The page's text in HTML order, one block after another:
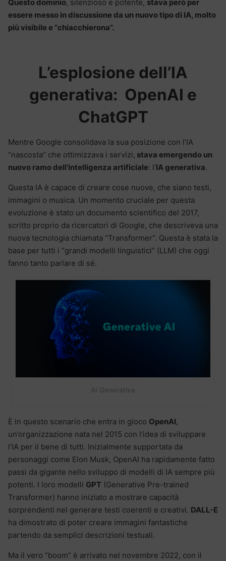
Questo dominio, silenzioso e potente, stava però per
essere messo in discussione da un nuovo tipo di IA, molto
più visibile e “chiacchierona”.
L’esplosione dell’IA
generativa: OpenAI e
ChatGPT
Mentre Google consolidava la sua posizione con l’IA
“nascosta” che ottimizzava i servizi, stava emergendo un
nuovo ramo dell’intelligenza artificiale: l’IA generativa.
Questa IA è capace di creare cose nuove, che siano testi,
immagini o musica. Un momento cruciale per questa
evoluzione è stato un documento scientifico del 2017,
scritto proprio da ricercatori di Google, che descriveva una
nuova tecnologia chiamata “Transformer”. Questa è stata la
base per tutti i “grandi modelli linguistici” (LLM) che oggi
fanno tanto parlare di sé.
AI Generativa
È in questo scenario che entra in gioco OpenAI,
un’organizzazione nata nel 2015 con l’idea di sviluppare
l’IA per il bene di tutti. Inizialmente supportata da
personaggi come Elon Musk, OpenAI ha rapidamente fatto
passi da gigante nello sviluppo di modelli di IA sempre più
potenti. I loro modelli GPT (Generative Pre-trained
Transformer) hanno iniziato a mostrare capacità
sorprendenti nel generare testi coerenti e creativi. DALL-E
ha dimostrato di poter creare immagini fantastiche
partendo da semplici descrizioni testuali.
Ma il vero “boom” è arrivato nel novembre 2022, con il